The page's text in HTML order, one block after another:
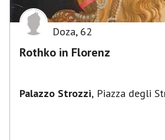
Doza, 62
Rothko in Florenz
Palazzo Strozzi, Piazza degli